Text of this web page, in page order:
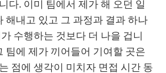
다. 이미 팀에서 제가 해 오던 일
해내고 있고 그 과정과 결과 하나
수행하는 것보다 더 나을 겁니
팀에 제가 끼어들어 기여할 곳은
점에 생각이 미치자 면접 시간 동